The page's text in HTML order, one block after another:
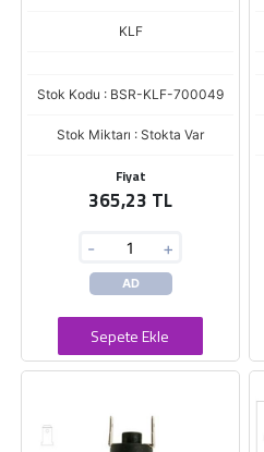
KLF
Stok Kodu : BSR-KLF-700049
Stok Miktarı : Stokta Var
Fiyat
365,23 TL
- +
AD
Sepete Ekle